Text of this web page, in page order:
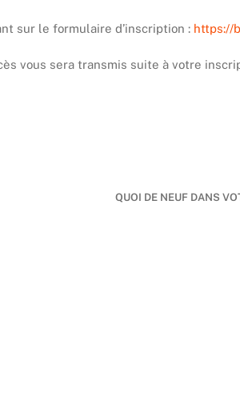
sur le formulaire d’inscription : https://
vous sera transmis suite à votre
QUOI DE NEUF DANS